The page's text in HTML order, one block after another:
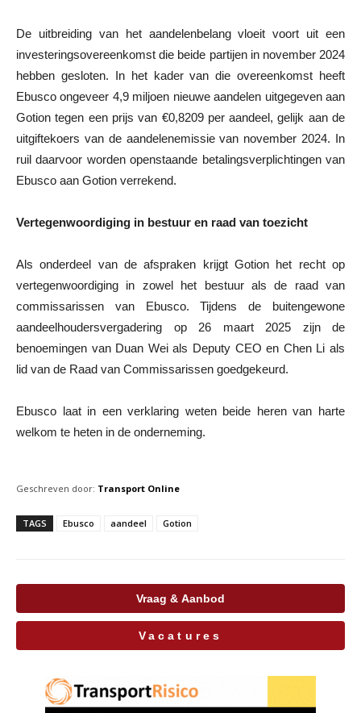
De uitbreiding van het aandelenbelang vloeit voort uit een
investeringsovereenkomst die beide partijen in november 2024
hebben gesloten. In het kader van die overeenkomst heeft
Ebusco ongeveer 4,9 miljoen nieuwe aandelen uitgegeven aan
Gotion tegen een prijs van €0,8209 per aandeel, gelijk aan de
uitgiftekoers van de aandelenemissie van november 2024. In
ruil daarvoor worden openstaande betalingsverplichtingen van
Ebusco aan Gotion verrekend.
Vertegenwoordiging in bestuur en raad van toezicht
Als onderdeel van de afspraken krijgt Gotion het recht op
vertegenwoordiging in zowel het bestuur als de raad van
commissarissen van Ebusco. Tijdens de buitengewone
aandeelhoudersvergadering op 26 maart 2025 zijn de
benoemingen van Duan Wei als Deputy CEO en Chen Li als
lid van de Raad van Commissarissen goedgekeurd.
Ebusco laat in een verklaring weten beide heren van harte
welkom te heten in de onderneming.
Geschreven door: Transport Online
TAGS Ebusco aandeel Gotion
Vraag & Aanbod
Vacatures